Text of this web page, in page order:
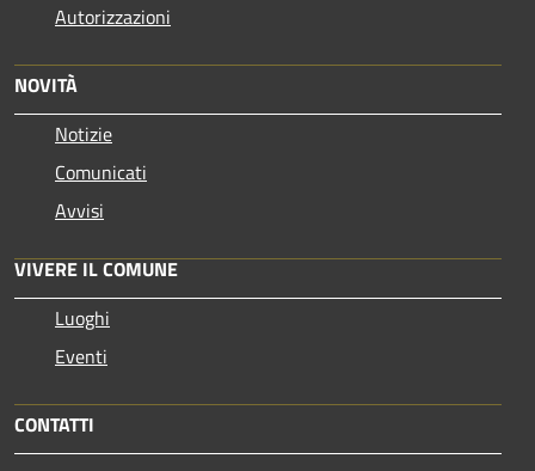
Autorizzazioni
NOVITÀ
Notizie
Comunicati
Avvisi
VIVERE IL COMUNE
Luoghi
Eventi
CONTATTI